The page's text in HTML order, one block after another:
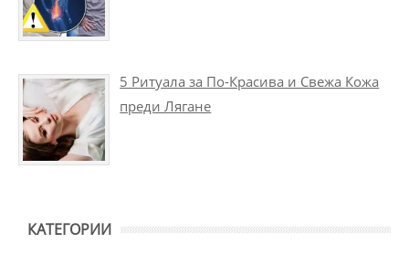
5 Ритуала за По-Красива и Свежа Кожа
преди Лягане
КАТЕГОРИИ